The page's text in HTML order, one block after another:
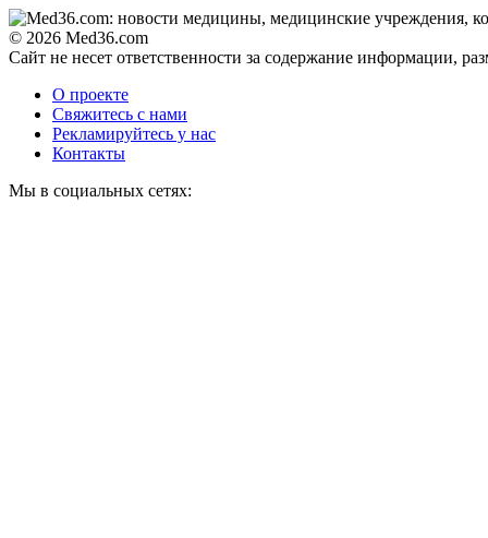
© 2026 Med36.com
Сайт не несет ответственности за содержание информации,
О проекте
Свяжитесь с нами
Рекламируйтесь у нас
Контакты
Мы в социальных сетях: